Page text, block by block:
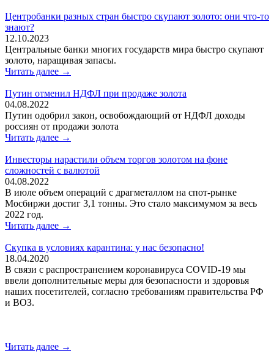
Центробанки разных стран быстро скупают золото: они что-то
знают?
12.10.2023
Центральные банки многих государств мира быстро скупают
золото, наращивая запасы.
Читать далее →
Путин отменил НДФЛ при продаже золота
04.08.2022
Путин одобрил закон, освобождающий от НДФЛ доходы
россиян от продажи золота
Читать далее →
Инвесторы нарастили объем торгов золотом на фоне
сложностей с валютой
04.08.2022
В июле объем операций с драгметаллом на спот-рынке
Мосбиржи достиг 3,1 тонны. Это стало максимумом за весь
2022 год.
Читать далее →
Скупка в условиях карантина: у нас безопасно!
18.04.2020
В связи с распространением коронавируса COVID-19 мы
ввели дополнительные меры для безопасности и здоровья
наших посетителей, согласно требованиям правительства РФ
и ВОЗ.
Читать далее →